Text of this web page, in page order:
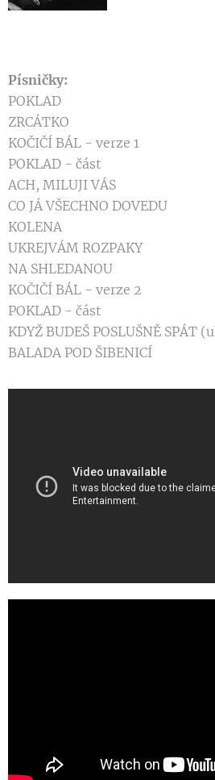
Písničky:
POKLAD
ZRCÁTKO
KOČIČÍ BÁL - verze 1
POKLAD - část
ACH, MILUJI VÁS
CO JÁ VŠECHNO DOVEDU
KOLENA
UKREJVÁM ROZPAKY
NA SHLEDANOU
KOČIČÍ BÁL - verze 2
POKLAD - část
KDYŽ BUDEŠ POSLUŠNĚ SPÁT
BALADA POD ŠIBENICÍ